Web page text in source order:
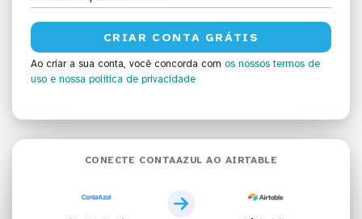
Ao criar a sua conta, você concorda com os nossos termos de
uso e nossa política de privacidade
CONECTE CONTAAZUL AO AIRTABLE